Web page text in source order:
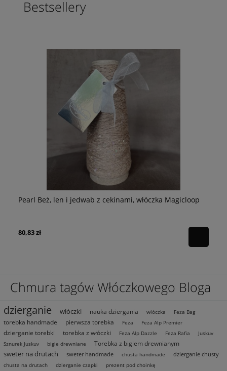
Bestsellery
Pearl Beż, len i jedwab z cekinami, włóczka Magicloop
80,83 zł
Chmura tagów Włóczkowego Bloga
dzierganie włóczki nauka dziergania włóczka Feza Bag
torebka handmade pierwsza torebka Feza Feza Alp Premier
dzierganie torebki torebka z włóczki Feza Alp Dazzle Feza Rafia
Juskuv
Sznurek Juskuv
bigle drewniane Torebka z biglem drewnianym
sweter na drutach sweter handmade chusta handmade dzierganie chusty
chusta na drutach dzierganie czapki
prezent pod choinkę